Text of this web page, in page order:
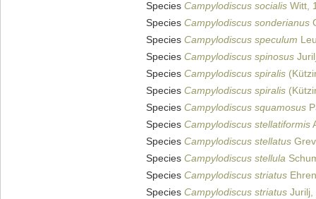
Species Campylodiscus socialis Witt,
Species Campylodiscus sonderianus
Species Campylodiscus speculum
Species Campylodiscus spinosus
Species Campylodiscus spiralis
Species Campylodiscus spiralis
Species Campylodiscus squamosus
Species Campylodiscus stellatiformis
Species Campylodiscus stellatus
Species Campylodiscus stellula
Species Campylodiscus striatus
Species Campylodiscus striatus Jurilj,